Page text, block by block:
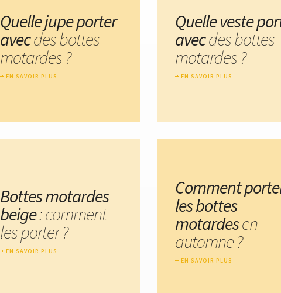
Quelle jupe porter
avecdes bottes
motardes ?
EN SAVOIR PLUS
Quelle veste
avecdes bottes
motardes ?
EN SAVOIR PLUS
Bottes motardes
beige: comment
les porter ?
EN SAVOIR PLUS
Comment
les bottes
motardesen
automne ?
EN SAVOIR PLUS